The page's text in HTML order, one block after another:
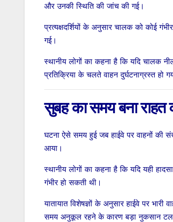
और उनकी स्थिति की जांच की गई।
प्रत्यक्षदर्शियों के अनुसार चालक को कोई
गई।
स्थानीय लोगों का कहना है कि यदि चालक
प्रतिक्रिया के चलते वाहन दुर्घटनाग्रस्त हो
सुबह का समय बना राहत
घटना ऐसे समय हुई जब हाईवे पर वाहनों की
आया।
स्थानीय लोगों का कहना है कि यदि यही
गंभीर हो सकती थी।
यातायात विशेषज्ञों के अनुसार हाईवे पर
समय अनुकूल रहने के कारण बड़ा नुकसान टल